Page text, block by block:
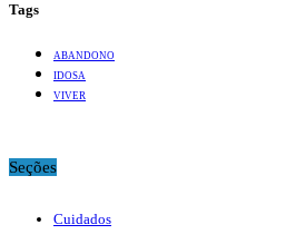
Tags
ABANDONO
IDOSA
VIVER
Seções
Cuidados